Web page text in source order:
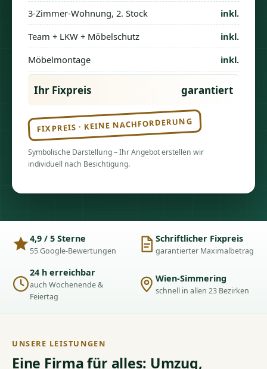
3-Zimmer-Wohnung, 2. Stock
inkl.
Team + LKW + Möbelschutz
inkl.
Möbelmontage
inkl.
Ihr Fixpreis garantiert
FIXPREIS · KEINE NACHFORDERUNG
Symbolische Darstellung – Ihr Angebot erstellen wir
individuell nach Besichtigung.
4,9 / 5 Sterne
55 Google-Bewertungen
Schriftlicher Fixpreis
garantierter Maximalbetrag
24 h erreichbar
auch Wochenende &
Feiertag
Wien-Simmering
schnell in allen 23 Bezirken
UNSERE LEISTUNGEN
Eine Firma für alles: Umzug,